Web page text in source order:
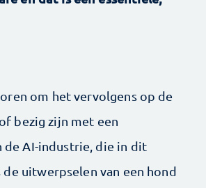
om het vervolgens op de
bezig zijn met een
de AI-industrie, die in dit
uitwerpselen van een hond